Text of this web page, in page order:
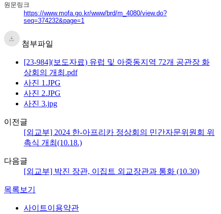
원문링크
https://www.mofa.go.kr/www/brd/m_4080/view.do?
seq=374232&page=1
첨부파일
[23-984](보도자료) 유럽 및 아중동지역 72개 공관장 화
상회의 개최.pdf
사진 1.JPG
사진 2.JPG
사진 3.jpg
이전글
[외교부] 2024 한-아프리카 정상회의 민간자문위원회 위
촉식 개최(10.18.)
다음글
[외교부] 박진 장관, 이집트 외교장관과 통화 (10.30)
목록보기
사이트이용약관